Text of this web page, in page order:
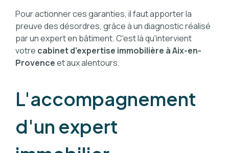
Pour actionner ces garanties, il faut apporter la
preuve des désordres, grâce à un diagnostic réalisé
par un expert en bâtiment. C'est là qu'intervient
votre cabinet d’expertise immobilière à Aix-en-
Provenceet aux alentours.
L'accompagnement
d'un expert